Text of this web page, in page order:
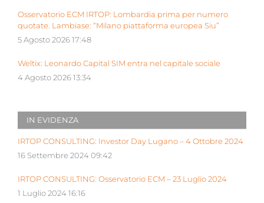
Osservatorio ECM IRTOP: Lombardia prima per numero
quotate. Lambiase: “Milano piattaforma europea Siu”
5 Agosto 2026 17:48
Weltix: Leonardo Capital SIM entra nel capitale sociale
4 Agosto 2026 13:34
IN EVIDENZA
IRTOP CONSULTING: Investor Day Lugano – 4 Ottobre 2024
16 Settembre 2024 09:42
IRTOP CONSULTING: Osservatorio ECM – 23 Luglio 2024
1 Luglio 2024 16:16